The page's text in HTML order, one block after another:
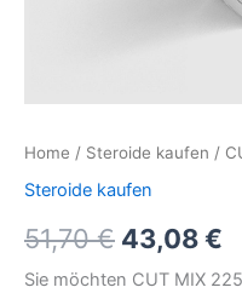
Home / Steroide kaufen /
Steroide kaufen
51,70€ 43,08€
Sie möchten CUT MIX